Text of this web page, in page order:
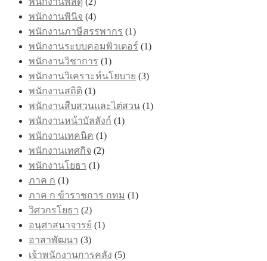
พนักงานพินิจ (4)
พนักงานภาษีสรรพากร (1)
พนักงานระบบคอมพิวเตอร์ (1)
พนักงานวิชาการ (1)
พนักงานวิเคราะห์นโยบาย (3)
พนักงานสถิติ (1)
พนักงานสืบสวนและไต่สวน (1)
พนักงานหน้าบัลลังก์ (1)
พนักงานเทคนิค (1)
พนักงานเทศกิจ (2)
พนักงานโยธา (1)
ภาค ก (1)
ภาค ก ข้าราชการ กทม (1)
วิศวกรโยธา (2)
อนุศาสนาจารย์ (1)
อาสาพัฒนา (3)
เจ้าพนักงานการคลัง (5)